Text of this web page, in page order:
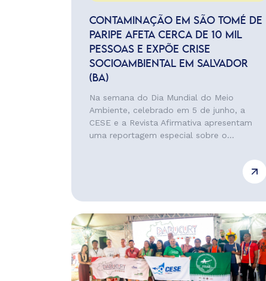
CONTAMINAÇÃO EM SÃO TOMÉ DE
PARIPE AFETA CERCA DE 10 MIL
PESSOAS E EXPÕE CRISE
SOCIOAMBIENTAL EM SALVADOR
(BA)
Na semana do Dia Mundial do Meio
Ambiente, celebrado em 5 de junho, a
CESE e a Revista Afirmativa apresentam
uma reportagem especial sobre o...